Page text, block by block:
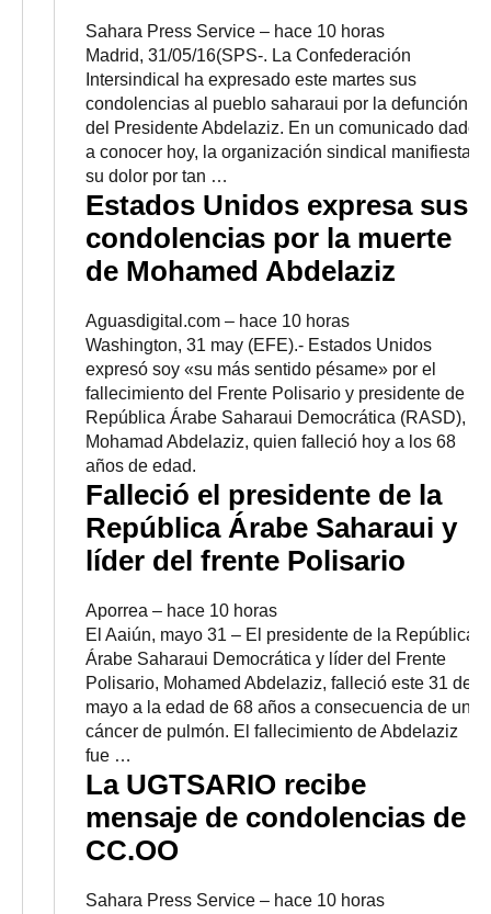
Sahara Press Service – ‎hace 10 horas‎
Madrid, 31/05/16(SPS-. La Confederación
Intersindical ha expresado este martes sus
condolencias al pueblo saharaui por la defunción
del Presidente Abdelaziz. En un comunicado dado
a conocer hoy, la organización sindical manifiesta
su dolor por tan …
Estados Unidos expresa sus
condolencias por la muerte
de Mohamed Abdelaziz
Aguasdigital.com – ‎hace 10 horas‎
Washington, 31 may (EFE).- Estados Unidos
expresó soy «su más sentido pésame» por el
fallecimiento del Frente Polisario y presidente de la
República Árabe Saharaui Democrática (RASD),
Mohamad Abdelaziz, quien falleció hoy a los 68
años de edad.
Falleció el presidente de la
República Árabe Saharaui y
líder del frente Polisario
Aporrea – ‎hace 10 horas‎
El Aaiún, mayo 31 – El presidente de la República
Árabe Saharaui Democrática y líder del Frente
Polisario, Mohamed Abdelaziz, falleció este 31 de
mayo a la edad de 68 años a consecuencia de un
cáncer de pulmón. El fallecimiento de Abdelaziz
fue …
La UGTSARIO recibe
mensaje de condolencias de
CC.OO
Sahara Press Service – ‎hace 10 horas‎